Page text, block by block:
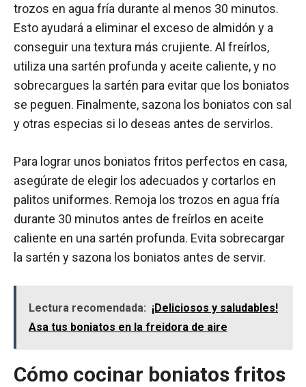
trozos en agua fría durante al menos 30 minutos.
Esto ayudará a eliminar el exceso de almidón y a
conseguir una textura más crujiente. Al freírlos,
utiliza una sartén profunda y aceite caliente, y no
sobrecargues la sartén para evitar que los boniatos
se peguen. Finalmente, sazona los boniatos con sal
y otras especias si lo deseas antes de servirlos.
Para lograr unos boniatos fritos perfectos en casa,
asegúrate de elegir los adecuados y cortarlos en
palitos uniformes. Remoja los trozos en agua fría
durante 30 minutos antes de freírlos en aceite
caliente en una sartén profunda. Evita sobrecargar
la sartén y sazona los boniatos antes de servir.
Lectura recomendada: ¡Deliciosos y saludables!
Asa tus boniatos en la freidora de aire
Cómo cocinar boniatos fritos